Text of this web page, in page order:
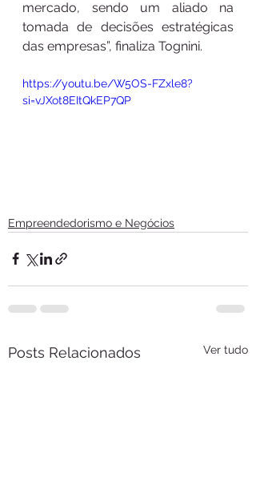
mercado, sendo um aliado na
tomada de decisões estratégicas
das empresas”, finaliza Tognini.
https://youtu.be/W5OS-FZxle8?
si=vJXot8EItQkEP7QP
Empreendedorismo e Negócios
Posts Relacionados Ver tudo